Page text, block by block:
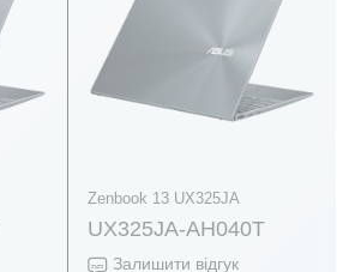
Zenbook 13 UX325JA
UX325JA-AH040T
Залишити відгук